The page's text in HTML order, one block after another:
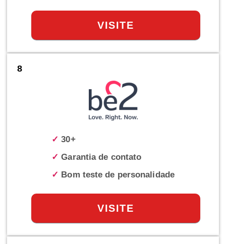
VISITE
8
✓ 30+
✓ Garantia de contato
✓ Bom teste de personalidade
VISITE